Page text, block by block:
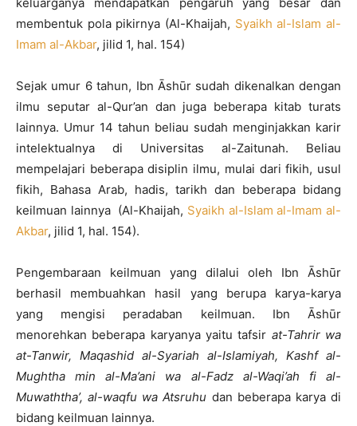
membentuk pola pikirnya (Al-Khaijah, Syaikh al-Islam al-
Imam al-Akbar, jilid 1, hal. 154)
Sejak umur 6 tahun, Ibn Āshūr sudah dikenalkan dengan
ilmu seputar al-Qur’an dan juga beberapa kitab turats
lainnya. Umur 14 tahun beliau sudah menginjakkan karir
intelektualnya di Universitas al-Zaitunah. Beliau
mempelajari beberapa disiplin ilmu, mulai dari fikih, usul
fikih, Bahasa Arab, hadis, tarikh dan beberapa bidang
keilmuan lainnya (Al-Khaijah, Syaikh al-Islam al-Imam al-
Akbar, jilid 1, hal. 154).
Pengembaraan keilmuan yang dilalui oleh Ibn Āshūr
berhasil membuahkan hasil yang berupa karya-karya
yang mengisi peradaban keilmuan. Ibn Āshūr
menorehkan beberapa karyanya yaitu tafsir at-Tahrir wa
at-Tanwir, Maqashid al-Syariah al-Islamiyah, Kashf al-
Mughtha min al-Ma’ani wa al-Fadz al-Waqi’ah fi al-
Muwaththa’, al-waqfu wa Atsruhu dan beberapa karya di
bidang keilmuan lainnya.